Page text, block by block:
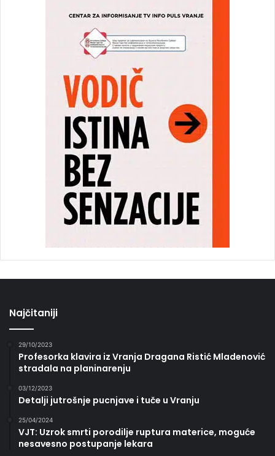
Najčitaniji
29/10/2023
Profesorka klavira iz Vranja Dragana Ristić Mladenović
stradala na planinarenju
03/12/2023
Detalji jutrošnje pucnjave i tuče u Vranju
25/04/2024
VJT: Uzrok smrti porodilje ruptura materice, moguće
nesavesno postupanje lekara